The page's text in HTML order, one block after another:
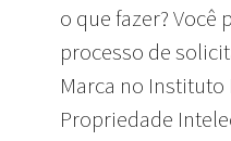
o que fazer? Você
processo de
Marca no Instituto
Propriedade